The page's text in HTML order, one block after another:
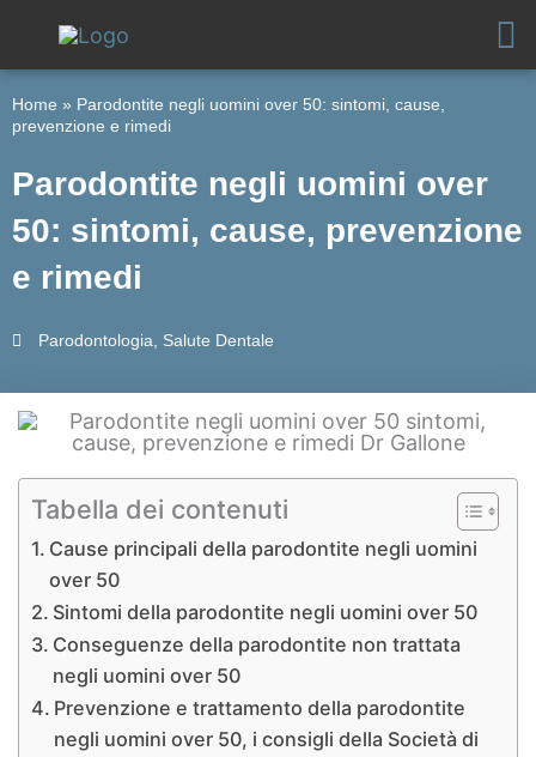
contenuto
Home » Parodontite negli uomini over 50: sintomi, cause,
prevenzione e rimedi
Parodontite negli uomini over
50: sintomi, cause, prevenzione
e rimedi
Parodontologia Salute Dentale
Tabella dei contenuti
Cause principali della parodontite negli uomini
over 50
Sintomi della parodontite negli uomini over 50
Conseguenze della parodontite non trattata
negli uomini over 50
Prevenzione e trattamento della parodontite
negli uomini over 50, i consigli della Società di